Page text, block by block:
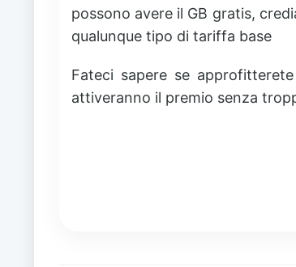
possono avere il GB gratis,
qualunque tipo di tariffa base
Fateci sapere se
attiveranno il premio senza